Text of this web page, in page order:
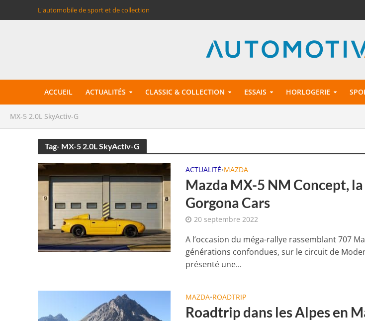
L'automobile de sport et de collection
ACCUEIL ACTUALITÉS CLASSIC & COLLECTION ESSAIS HORLOGERIE
MX-5 2.0L SkyActiv-G
Tag- MX-5 2.0L SkyActiv-G
ACTUALITÉ•MAZDA
Mazda MX-5 NM Concept,
Gorgona Cars
20 septembre 2022
A l’occasion du méga-rallye rassemblant 707
générations confondues, sur le circuit de
présenté une...
MAZDA•ROADTRIP
Roadtrip dans les Alpes en